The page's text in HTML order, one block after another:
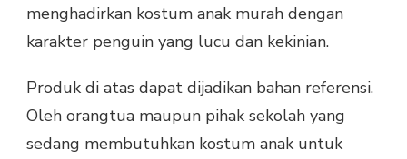
menghadirkan kostum anak murah dengan
karakter penguin yang lucu dan kekinian.
Produk di atas dapat dijadikan bahan referensi.
Oleh orangtua maupun pihak sekolah yang
sedang membutuhkan kostum anak untuk